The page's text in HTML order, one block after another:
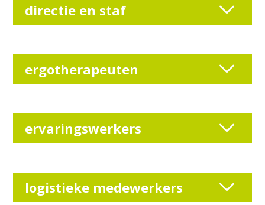
directie en staf
ergotherapeuten
ervaringswerkers
logistieke medewerkers